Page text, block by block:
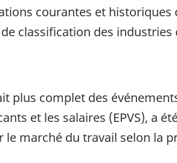
courantes et
classification des
complet des
et les salaires (EPVS), a
marché du travail selon la